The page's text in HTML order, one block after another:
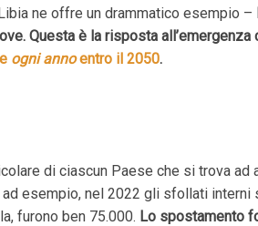
ne offre un drammatico esempio –
Questa è la risposta all’emergenza
ogni annoentro il 2050.
di ciascun Paese che si trova
esempio, nel 2022 gli sfollati interni
furono ben 75.000. Lo spostamento